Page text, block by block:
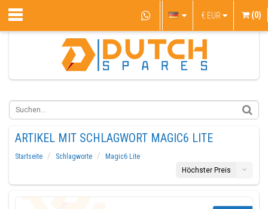
€ EUR (0)
ARTIKEL MIT SCHLAGWORT MAGIC6 LITE
Startseite Schlagworte
Magic6 Lite
Höchster Preis